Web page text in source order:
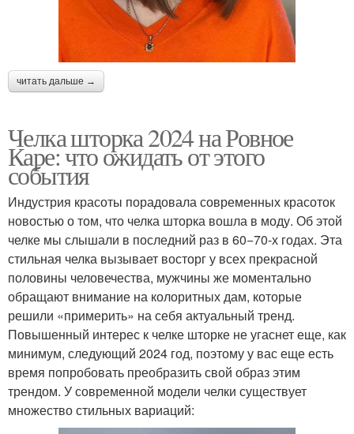
читать дальше →
Челка шторка 2024 на Ровное
Каре: что ожидать от этого
события
Индустрия красоты порадовала современных красоток
новостью о том, что челка шторка вошла в моду. Об этой
челке мы слышали в последний раз в 60−70-х годах. Эта
стильная челка вызывает восторг у всех прекрасной
половины человечества, мужчины же моментально
обращают внимание на колоритных дам, которые
решили «примерить» на себя актуальный тренд.
Повышенный интерес к челке шторке не угаснет еще, как
минимум, следующий 2024 год, поэтому у вас еще есть
время попробовать преобразить свой образ этим
трендом. У современной модели челки существует
множество стильных вариаций: